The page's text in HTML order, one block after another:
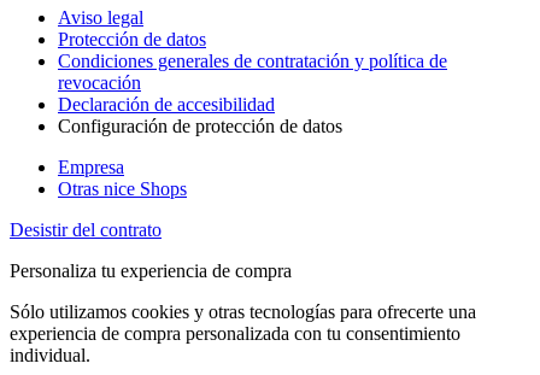
Aviso legal
Protección de datos
Condiciones generales de contratación y política de
revocación
Declaración de accesibilidad
Configuración de protección de datos
Empresa
Otras nice Shops
Desistir del contrato
Personaliza tu experiencia de compra
Sólo utilizamos cookies y otras tecnologías para ofrecerte una
experiencia de compra personalizada con tu consentimiento
individual.